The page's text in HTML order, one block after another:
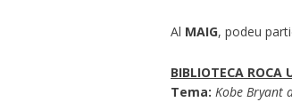
Al MAIG, podeu
BIBLIOTECA ROCA
Tema: Kobe Bryant